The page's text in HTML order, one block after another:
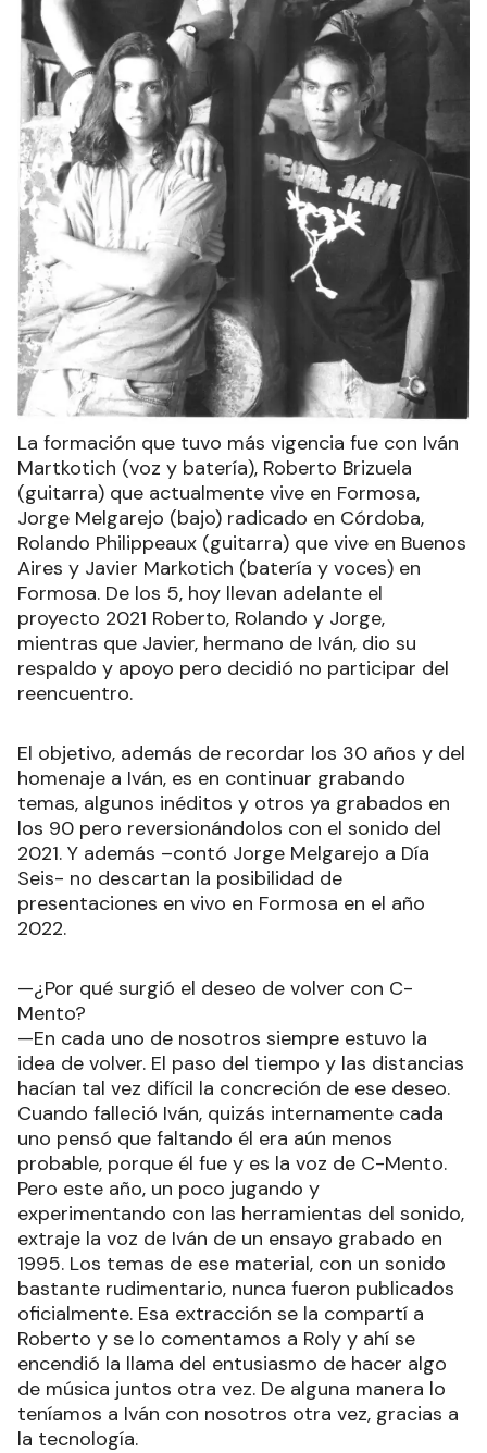
La formación que tuvo más vigencia fue con Iván
Martkotich (voz y batería), Roberto Brizuela
(guitarra) que actualmente vive en Formosa,
Jorge Melgarejo (bajo) radicado en Córdoba,
Rolando Philippeaux (guitarra) que vive en Buenos
Aires y Javier Markotich (batería y voces) en
Formosa. De los 5, hoy llevan adelante el
proyecto 2021 Roberto, Rolando y Jorge,
mientras que Javier, hermano de Iván, dio su
respaldo y apoyo pero decidió no participar del
reencuentro.
El objetivo, además de recordar los 30 años y del
homenaje a Iván, es en continuar grabando
temas, algunos inéditos y otros ya grabados en
los 90 pero reversionándolos con el sonido del
2021. Y además –contó Jorge Melgarejo a Día
Seis- no descartan la posibilidad de
presentaciones en vivo en Formosa en el año
2022.
—¿Por qué surgió el deseo de volver con C-
Mento?
—En cada uno de nosotros siempre estuvo la
idea de volver. El paso del tiempo y las distancias
hacían tal vez difícil la concreción de ese deseo.
Cuando falleció Iván, quizás internamente cada
uno pensó que faltando él era aún menos
probable, porque él fue y es la voz de C-Mento.
Pero este año, un poco jugando y
experimentando con las herramientas del sonido,
extraje la voz de Iván de un ensayo grabado en
1995. Los temas de ese material, con un sonido
bastante rudimentario, nunca fueron publicados
oficialmente. Esa extracción se la compartí a
Roberto y se lo comentamos a Roly y ahí se
encendió la llama del entusiasmo de hacer algo
de música juntos otra vez. De alguna manera lo
teníamos a Iván con nosotros otra vez, gracias a
la tecnología.